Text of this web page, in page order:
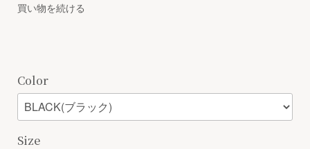
買い物を続ける
Color
Size